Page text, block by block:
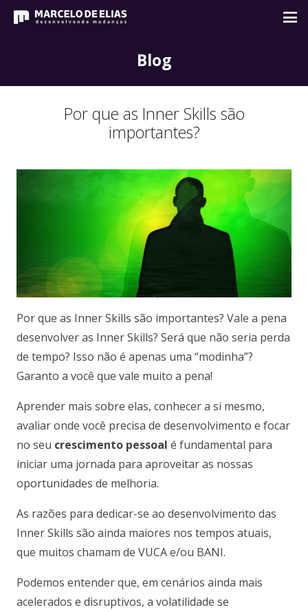
Blog
Por que as Inner Skills são
importantes?
Por que as Inner Skills são importantes? Vale a pena
desenvolver as Inner Skills? Será que não seria perda
de tempo? Isso não é apenas uma “modinha”?
Garanto a você que vale muito a pena!
Aprender mais sobre elas, conhecer a si mesmo,
avaliar onde você precisa de desenvolvimento e focar
no seu crescimento pessoal é fundamental para
iniciar uma jornada para aproveitar as nossas
oportunidades de melhoria.
As razões para dedicar-se ao desenvolvimento das
Inner Skills são ainda maiores nos tempos atuais,
que muitos chamam de VUCA e/ou BANI.
Podemos entender que, em cenários ainda mais
acelerados e disruptivos, a volatilidade se